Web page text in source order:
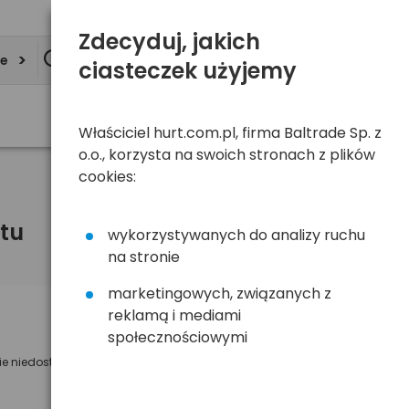
niedostępny
Powiadom mnie o dostępności
Zdecyduj, jakich
ciasteczek użyjemy
Właściciel hurt.com.pl, firma Baltrade Sp. z
o.o., korzysta na swoich stronach z plików
cookies:
wykorzystywanych do analizy ruchu
na stronie
marketingowych, związanych z
reklamą i mediami
społecznościowymi